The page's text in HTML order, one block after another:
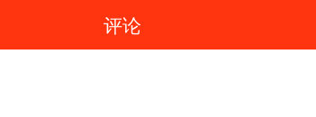
评论